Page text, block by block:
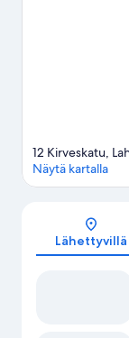
12 Kirveskatu,
Näytä kartalla
Lähettyvillä